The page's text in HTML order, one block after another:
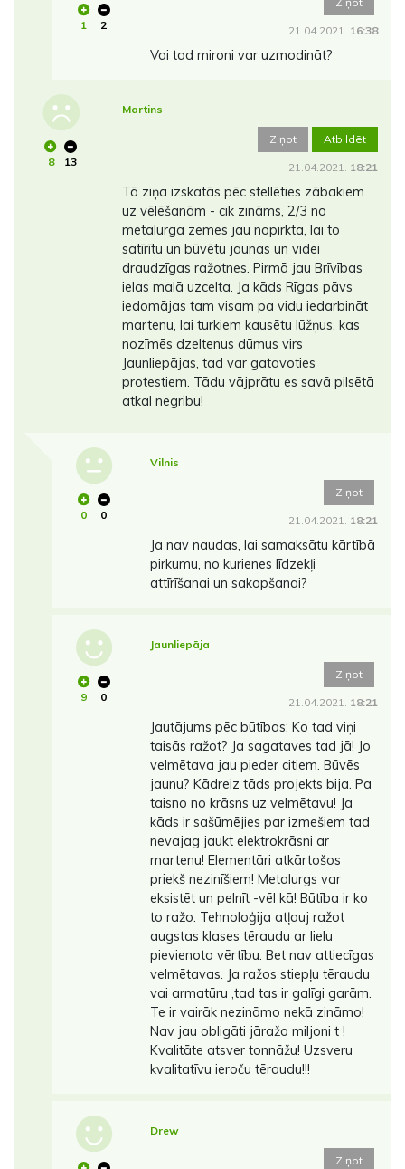
1 2 21.04.2021. 16:38
Vai tad mironi var uzmodināt?
8 13
Martins
Ziņot Atbildēt
21.04.2021. 18:21
Tā ziņa izskatās pēc stellēties zābakiem
uz vēlēšanām - cik zināms, 2/3 no
metalurga zemes jau nopirkta, lai to
satīrītu un būvētu jaunas un videi
draudzīgas ražotnes. Pirmā jau Brīvības
ielas malā uzcelta. Ja kāds Rīgas pāvs
iedomājas tam visam pa vidu iedarbināt
martenu, lai turkiem kausētu lūžņus, kas
nozīmēs dzeltenus dūmus virs
Jaunliepājas, tad var gatavoties
protestiem. Tādu vājprātu es savā pilsētā
atkal negribu!
0 0
Vilnis
Ziņot
21.04.2021. 18:21
Ja nav naudas, lai samaksātu kārtībā
pirkumu, no kurienes līdzekļi
attīrīšanai un sakopšanai?
9 0
Jaunliepāja
Ziņot
21.04.2021. 18:21
Jautājums pēc būtības: Ko tad viņi
taisās ražot? Ja sagataves tad jā! Jo
velmētava jau pieder citiem. Būvēs
jaunu? Kādreiz tāds projekts bija. Pa
taisno no krāsns uz velmētavu! Ja
kāds ir sašūmējies par izmešiem tad
nevajag jaukt elektrokrāsni ar
martenu! Elementāri atkārtošos
priekš nezinīšiem! Metalurgs var
eksistēt un pelnīt -vēl kā! Būtība ir ko
to ražo. Tehnoloģija atļauj ražot
augstas klases tēraudu ar lielu
pievienoto vērtību. Bet nav attiecīgas
velmētavas. Ja ražos stiepļu tēraudu
vai armatūru ,tad tas ir galīgi garām.
Te ir vairāk nezināmo nekā zināmo!
Nav jau obligāti jāražo miljoni t !
Kvalitāte atsver tonnāžu! Uzsveru
kvalitatīvu ieroču tēraudu!!!
Drew
Ziņot